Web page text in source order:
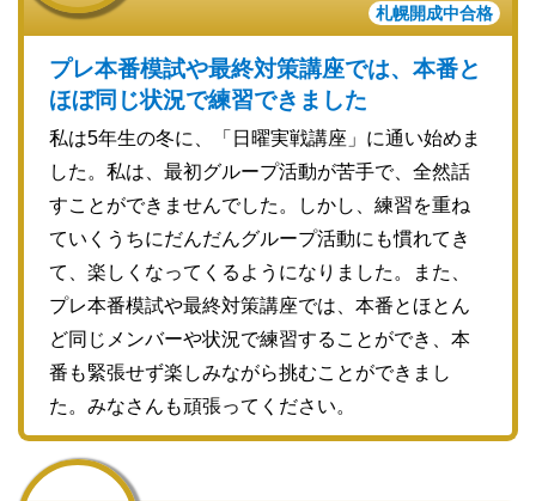
札幌開成中合格
プレ本番模試や最終対策講座では、本番と
ほぼ同じ状況で練習できました
私は5年生の冬に、「日曜実戦講座」に通い始めま
した。私は、最初グループ活動が苦手で、全然話
すことができませんでした。しかし、練習を重ね
ていくうちにだんだんグループ活動にも慣れてき
て、楽しくなってくるようになりました。また、
プレ本番模試や最終対策講座では、本番とほとん
ど同じメンバーや状況で練習することができ、本
番も緊張せず楽しみながら挑むことができまし
た。みなさんも頑張ってください。